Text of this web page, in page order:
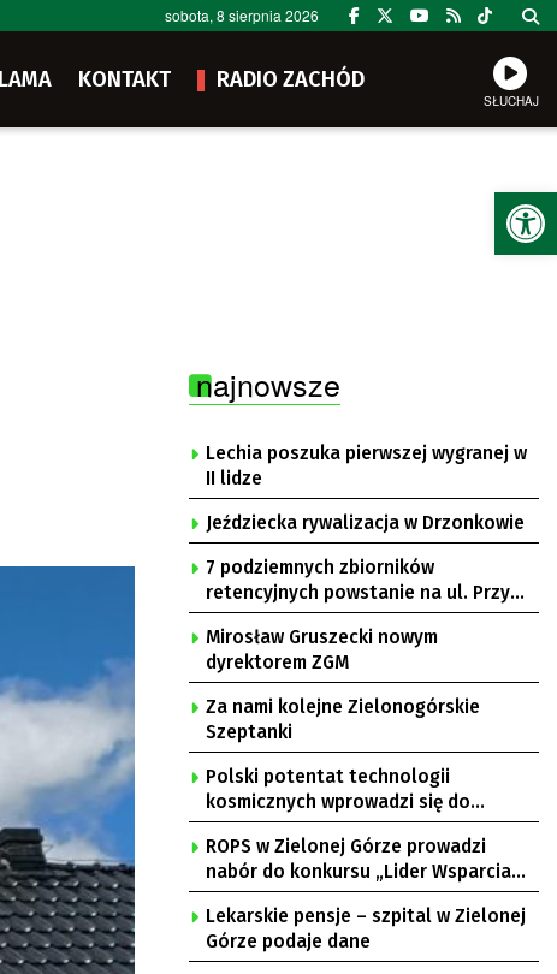
sobota, 8 sierpnia 2026
KONTAKT RADIO ZACHÓD
SŁUCHAJ
najnowsze
Lechia poszuka pierwszej wygranej w
II lidze
Jeździecka rywalizacja w Drzonkowie
7 podziemnych zbiorników
retencyjnych powstanie na ul. Przy
Gazowni
Mirosław Gruszecki nowym
dyrektorem ZGM
Za nami kolejne Zielonogórskie
Szeptanki
Polski potentat technologii
kosmicznych wprowadzi się do
Zielonej Góry
ROPS w Zielonej Górze prowadzi
nabór do konkursu „Lider Wsparcia
Seniora”
Lekarskie pensje – szpital w Zielonej
Górze podaje dane